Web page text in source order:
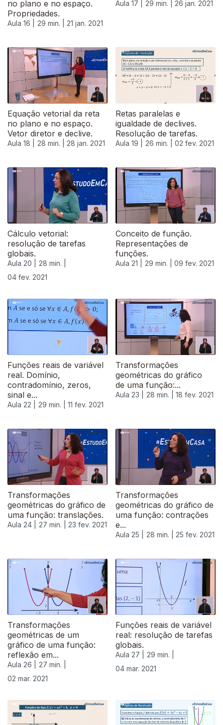
no plano e no espaço.
Propriedades.
Aula 16 | 29 min. | 21 jan. 2021
Aula 17 | 29 min. | 26 jan. 2021
Equação vetorial da reta
no plano e no espaço.
Vetor diretor e declive.
Aula 18 | 28 min. | 28 jan. 2021
Retas paralelas e
igualdade de declives.
Resolução de tarefas.
Aula 19 | 26 min. | 02 fev. 2021
Cálculo vetorial:
resolução de tarefas
globais.
Aula 20 |
28 min. |
04 fev. 2021
Conceito de função.
Representações de
funções.
Aula 21 | 29 min. | 09 fev. 2021
Funções reais de variável
real. Domínio,
contradomínio, zeros,
sinal e...
Aula 22 | 29 min. | 11 fev. 2021
Transformações
geométricas do gráfico
de uma função:...
Aula 23 | 28 min. | 18 fev. 2021
524881
Transformações
geométricas do gráfico de
uma função: translações.
Aula 24 | 27 min. | 23 fev. 2021
Transformações
geométricas do gráfico de
uma função: contrações
e...
Aula 25 | 28 min. | 25 fev. 2021
Transformações
geométricas de um
gráfico de uma função:
reflexão em...
Aula 26 |
27 min. |
02 mar. 2021
Funções reais de variável
real: resolução de tarefas
globais.
Aula 27 |
29 min. |
04 mar. 2021